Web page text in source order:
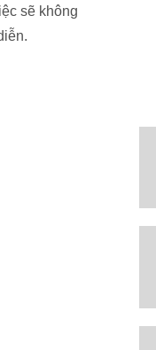
sẽ không